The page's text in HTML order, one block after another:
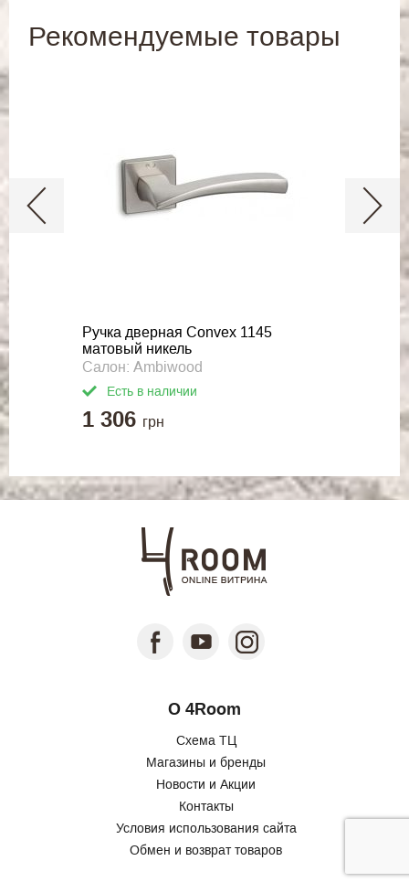
Рекомендуемые товары
Ручка дверная Convex 1145
матовый никель
Салон: Ambiwood
Есть в наличии
1 306 грн
О 4Room
Схема ТЦ
Магазины и бренды
Новости и Акции
Контакты
Условия использования сайта
Обмен и возврат товаров